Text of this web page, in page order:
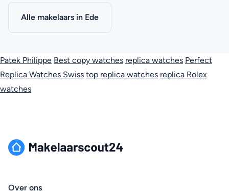
Alle makelaars in Ede
Patek Philippe Best copy watches replica watches Perfect
Replica Watches Swiss top replica watches replica Rolex
watches
Over ons